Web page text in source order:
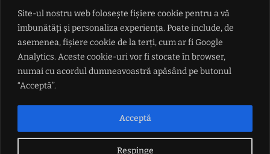
Site-ul nostru web folosește fișiere cookie pentru a vă
îmbunătăți și personaliza experiența. Poate include, de
asemenea, fișiere cookie de la terți, cum ar fi Google
Analytics. Aceste cookie-uri vor fi stocate în browser,
numai cu acordul dumneavoastră apăsând pe butonul
“Acceptă”.
Respinge
Acceptă
Bărbat încarcerat după o condamnare pentru conducere sub influența
alcoolului. Tânără cercetată pentru furt dintr-un magazin din Iași
Fernando Alonso cere un nou contract de 80 de milioane de euro la
Aston Martin
Eugen Tomac, critici dure la adresa Guvernului: „Lipsa de competență
ne-a adus în acest punct”. Bilă neagră pentru banii partidelor în plină